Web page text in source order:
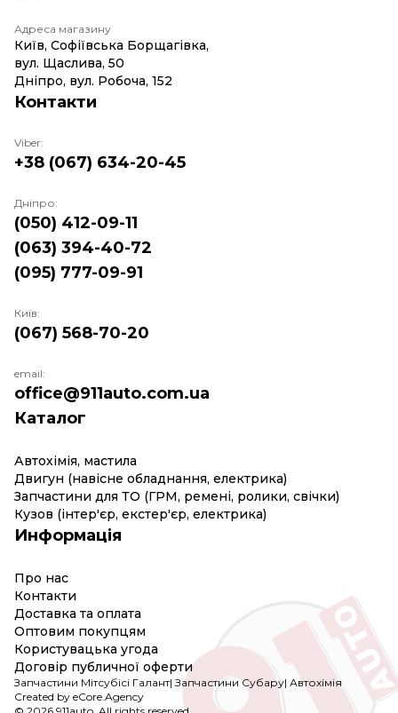
Адреса магазину
Київ, Софіївська Борщагівка,
вул. Щаслива, 50
Дніпро, вул. Робоча, 152
Каталог
Автохімія, мастила
Двигун (навісне обладнання, електрика)
Запчастини для ТО (ГРМ, ремені, ролики, свічки)
Кузов (інтер'єр, екстер'єр, електрика)
Информація
Про нас
Контакти
Доставка та оплата
Оптовим покупцям
Користувацька угода
Договір публичної оферти
Контакти
Viber:
+38 (067) 634-20-45
Дніпро:
(050) 412-09-11
(063) 394-40-72
(095) 777-09-91
Київ:
(067) 568-70-20
email:
office@911auto.com.ua
Created by eCore.Agency
Запчастини Мітсубісі Галант|Запчастини Субару| Автохімія